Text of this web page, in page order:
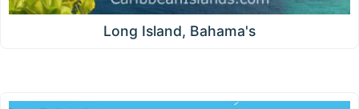
Long Island, Bahama's